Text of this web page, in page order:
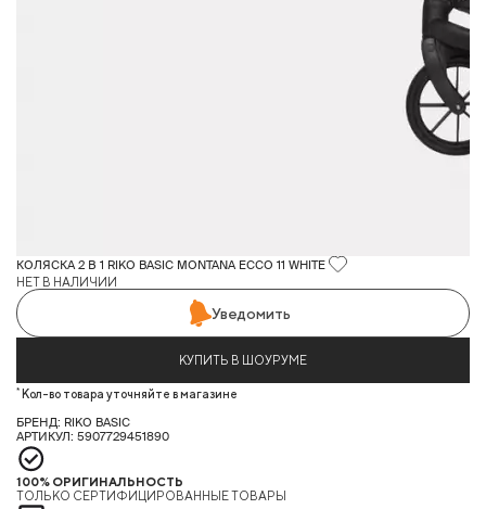
КОЛЯСКА 2 В 1 RIKO BASIC MONTANA ECCO 11 WHITE
НЕТ В НАЛИЧИИ
Уведомить
КУПИТЬ В ШОУРУМЕ
* Кол-во товара уточняйте в магазине
БРЕНД: RIKO BASIC
АРТИКУЛ: 5907729451890
100% ОРИГИНАЛЬНОСТЬ
ТОЛЬКО СЕРТИФИЦИРОВАННЫЕ ТОВАРЫ